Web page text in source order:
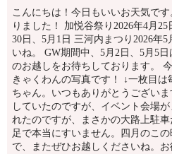
こんにちは！今日もいいお天気で
りました！ 加悦谷祭り2026年4月25
30日、5月1日 三河内まつり2026年
いね。 GW期間中、5月2日、5月5
のお越しをお待ちしております。
きゃくわんの写真です！ ↓一枚目
ちゃん。いつもありがとうござい
していたのですが、イベント会場
れたのですが、まさかの大路上駐
足で本当にすいません。四月のこ
で、またぜひお越しくださいね。